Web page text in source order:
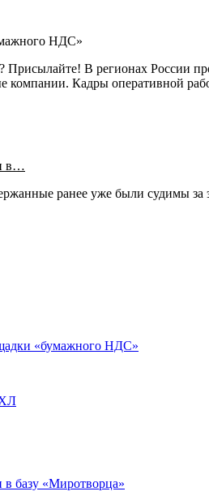
Присылайте! В регионах
компании. Кадры оперативной
в…
ранее уже были судимы за
«бумажного НДС»
базу «Миротворца»